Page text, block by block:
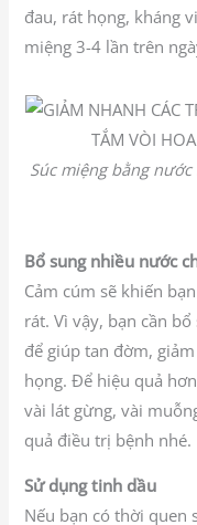
đau, rát họng, kháng
miệng 3-4 lần trên
Súc miệng bằng
Bổ sung nhiều nước
Cảm cúm sẽ khiến
rát. Vì vậy, bạn cần
để giúp tan đờm,
họng. Để hiệu quả
vài lát gừng, vài
quả điều trị bệnh nhé.
Sử dụng tinh dầu
Nếu bạn có thời quen